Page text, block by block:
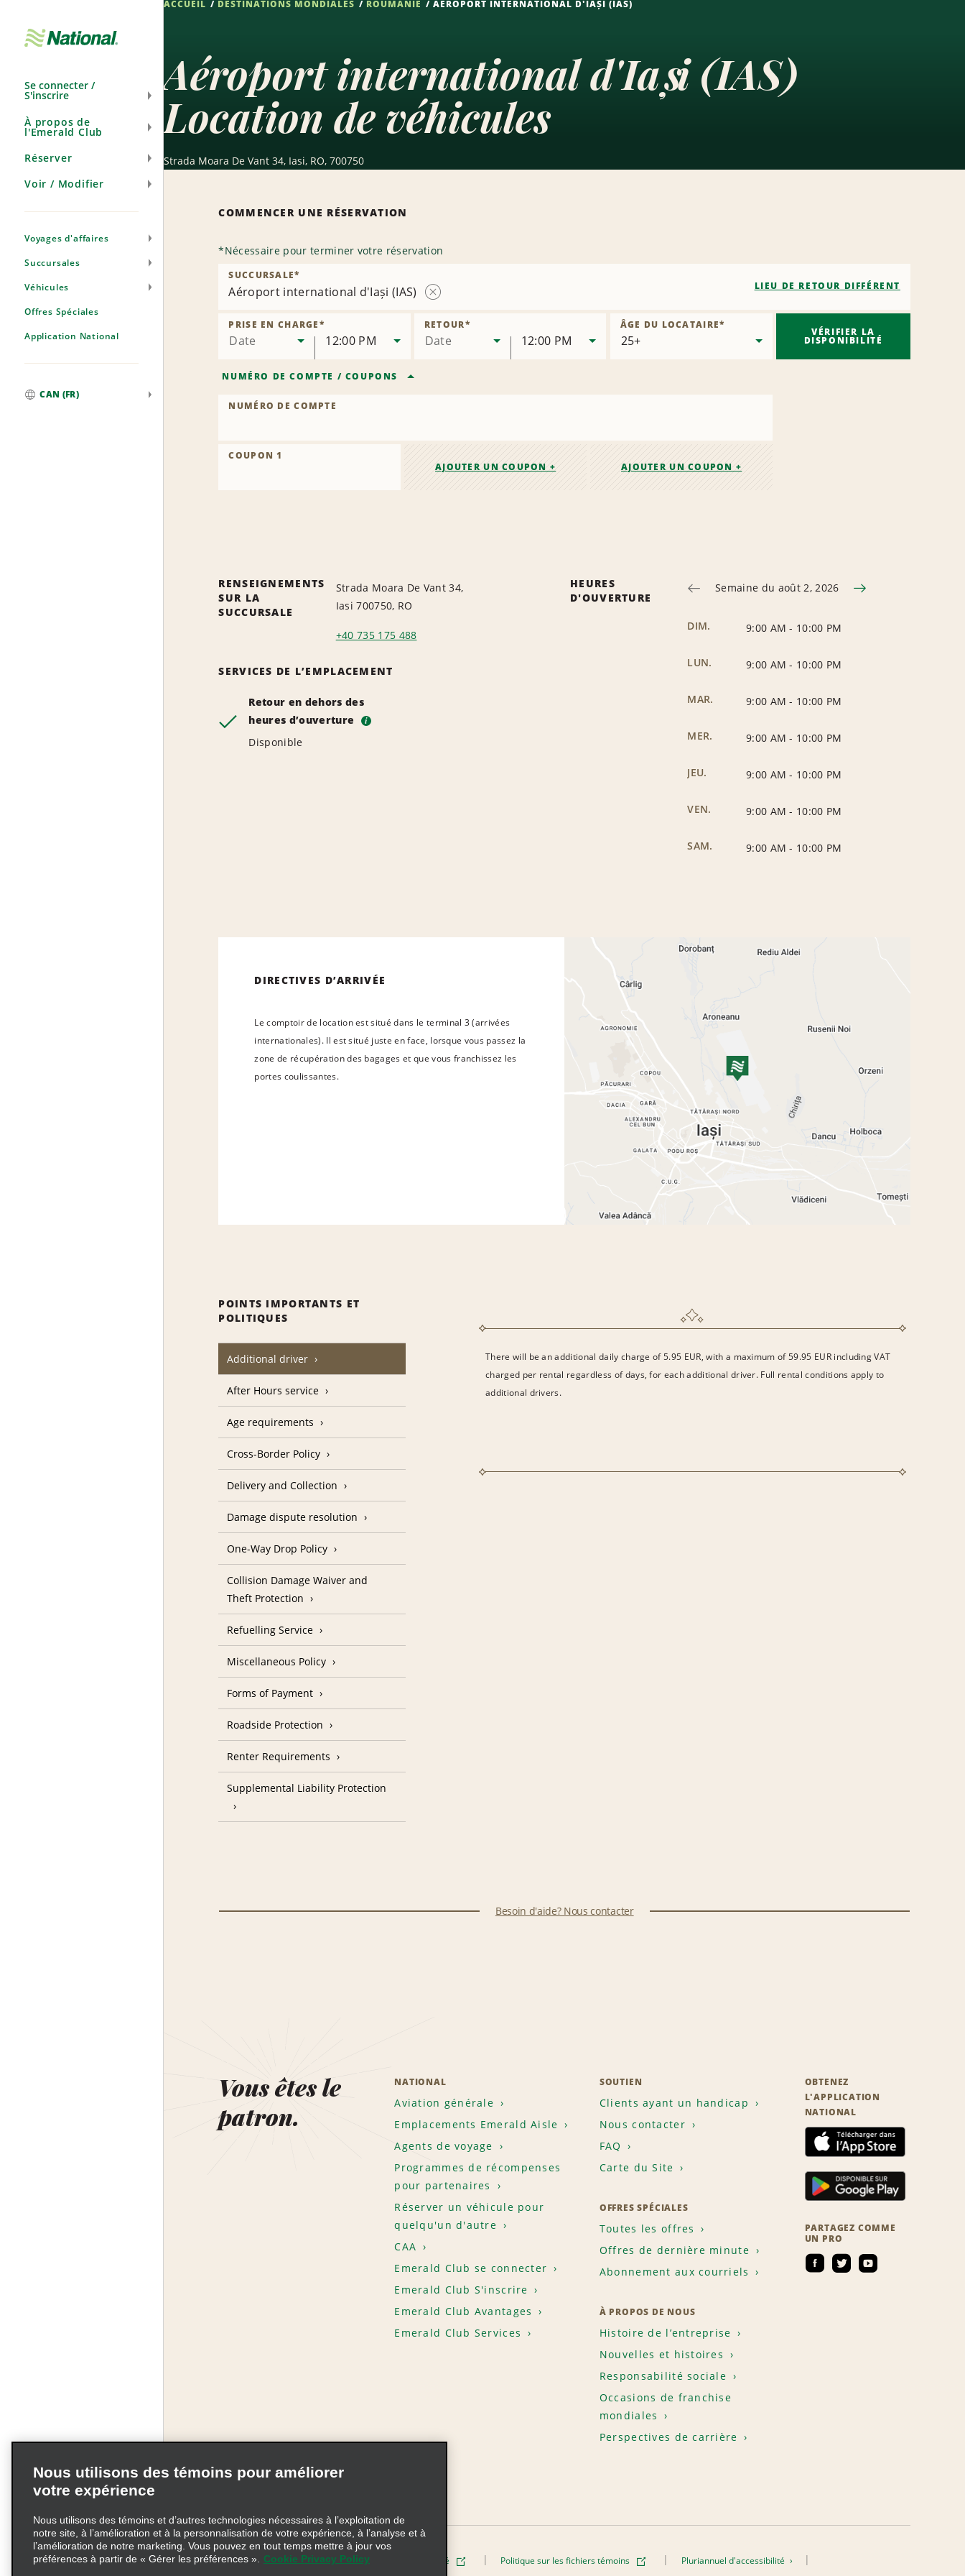
navigation
Se connecter /
S'inscrire
À propos de
l'Emerald Club
Réserver
Voir / Modifier
Voyages d'affaires
Succursales
Véhicules
Offres Spéciales
Application National
CAN (FR)
ACCUEIL DESTINATIONS MONDIALES ROUMANIE AÉROPORT INTERNATIONAL D'IAȘI (IAS)
Aéroport international d'Iași (IAS)
Location de véhicules
Strada Moara De Vant 34, Iasi, RO, 700750
COMMENCER UNE RÉSERVATION
*Nécessaire pour terminer votre réservation
Aéroport international d'Iași (IAS)
la
succursale
SUCCURSALE*
LIEU DE RETOUR DIFFÉRENT
Date
PRISE EN CHARGE*
12:00 PM Date
RETOUR*
12:00 PM
ÂGE DU LOCATAIRE*
NUMÉRO DE COMPTE / COUPONS
NUMÉRO DE COMPTE
COUPON 1
AJOUTER UN COUPON +
AJOUTER UN COUPON +
VÉRIFIER LA
DISPONIBILITÉ
RENSEIGNEMENTS
SUR LA
SUCCURSALE
Strada Moara De Vant 34,
Iasi 700750, RO
+40 735 175 488
SERVICES DE L’EMPLACEMENT
Retour en dehors des
heures d’ouverture
i
Disponible
HEURES
D'OUVERTURE
Semaine du août 2, 2026
DIM. 9:00 AM - 10:00 PM
LUN. 9:00 AM - 10:00 PM
MAR. 9:00 AM - 10:00 PM
MER. 9:00 AM - 10:00 PM
JEU. 9:00 AM - 10:00 PM
VEN. 9:00 AM - 10:00 PM
SAM. 9:00 AM - 10:00 PM
DIRECTIVES D’ARRIVÉE
Le comptoir de location est situé dans le terminal 3 (arrivées
internationales). Il est situé juste en face, lorsque vous passez la
zone de récupération des bagages et que vous franchissez les
portes coulissantes.
POINTS IMPORTANTS ET
POLITIQUES
Additional driver
There will be an additional daily charge of 5.95 EUR, with a maximum of 59.95 EUR including VAT
charged per rental regardless of days, for each additional driver. Full rental conditions apply to
additional drivers.
After Hours service
Age requirements
Cross-Border Policy
Delivery and Collection
Damage dispute resolution
One-Way Drop Policy
Collision Damage Waiver and
Theft Protection
Refuelling Service
Miscellaneous Policy
Forms of Payment
Roadside Protection
Renter Requirements
Supplemental Liability Protection
Besoin d'aide? Nous contacter
Vous êtes le
patron.
NATIONAL
Aviation générale
Emplacements Emerald Aisle
Agents de voyage
Programmes de récompenses
pour partenaires
Réserver un véhicule pour
quelqu'un d'autre
CAA
Emerald Club se connecter
Emerald Club S'inscrire
Emerald Club Avantages
Emerald Club Services
SOUTIEN
Clients ayant un handicap
Nous contacter
FAQ
Carte du Site
OFFRES SPÉCIALES
Toutes les offres
Offres de dernière minute
Abonnement aux courriels
À PROPOS DE NOUS
Histoire de l’entreprise
Nouvelles et histoires
Responsabilité sociale
Occasions de franchise
mondiales
Perspectives de carrière
OBTENEZ
L'APPLICATION
NATIONAL
PARTAGEZ COMME
UN PRO
Modalités d'utilisation Politique de confidentialité Politique sur les fichiers témoins Pluriannuel d'accessibilité
Nous utilisons des témoins pour améliorer
votre expérience
Nous utilisons des témoins et d’autres technologies nécessaires à l’exploitation de
notre site, à l’amélioration et à la personnalisation de votre expérience, à l’analyse et à
l’amélioration de notre marketing. Vous pouvez en tout temps mettre à jour vos
préférences à partir de « Gérer les préférences ».
Cookie Privacy Policy